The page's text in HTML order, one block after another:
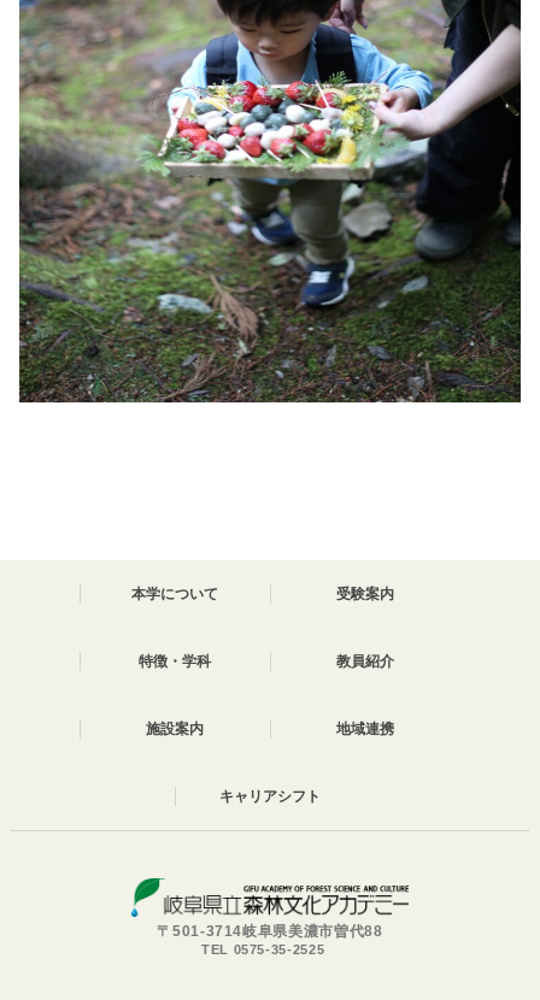
本学について 受験案内
特徴・学科 教員紹介
施設案内 地域連携
キャリアシフト
〒501-3714岐阜県美濃市曽代88
TEL 0575-35-2525